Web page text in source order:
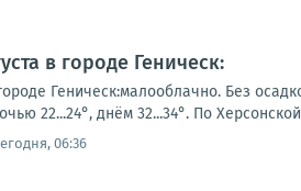
в городе Геническ:
Геническ:малооблачно. Без
22...24°, днём 32...34°. По
06:36